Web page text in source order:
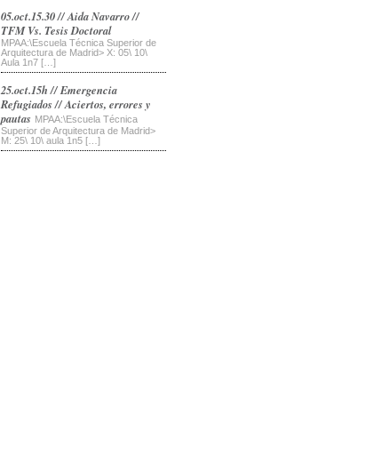
05.oct.15.30 // Aida Navarro //
TFM Vs. Tesis Doctoral
MPAA:\Escuela Técnica Superior de
Arquitectura de Madrid> X: 05\ 10\
Aula 1n7 […]
25.oct.15h // Emergencia
Refugiados // Aciertos, errores y
pautas MPAA:\Escuela Técnica
Superior de Arquitectura de Madrid>
M: 25\ 10\ aula 1n5 […]